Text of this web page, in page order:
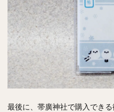
最後に、帯廣神社で購入でき